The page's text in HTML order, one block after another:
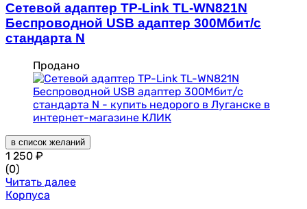
Сетевой адаптер TP-Link TL-WN821N
Беспроводной USB адаптер 300Мбит/с
стандарта N
Продано
в список желаний
1 250 ₽
(0)
Читать далее
Корпуса